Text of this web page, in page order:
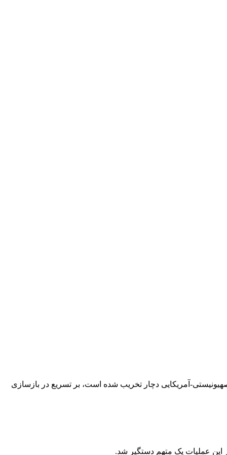
آمریکایی دچار تخریب شده است، بر تسریع در بازسازی